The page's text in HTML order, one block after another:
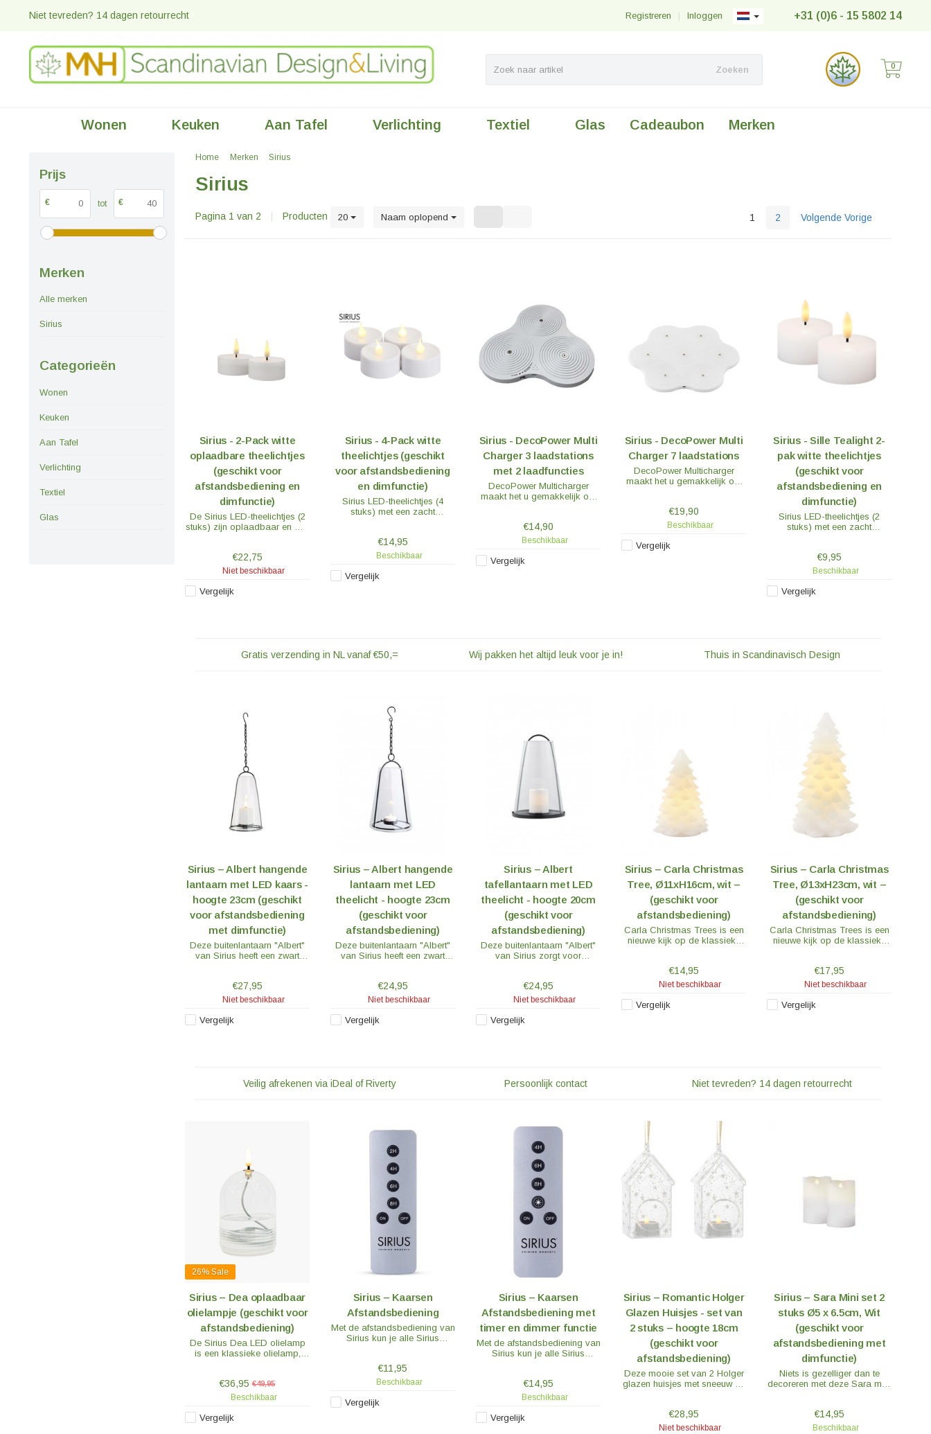
Niet tevreden? 14 dagen retourrecht +31 (0)6 - 15 5802 14
Inloggen
|
Registreren
Zoeken 0
Wonen Keuken Aan Tafel Verlichting Textiel Glas Cadeaubon Merken
Prijs
€ tot €
Merken
Alle merken
Sirius
Categorieën
Wonen
Keuken
Aan Tafel
Verlichting
Textiel
Glas
Home Merken Sirius
Sirius
Pagina 1 van 2 Producten 20 Naam oplopend 1 2 Volgende Vorige
Sirius - 2-Pack witte
oplaadbare theelichtjes
(geschikt voor
afstandsbediening en
dimfunctie)
De Sirius LED-theelichtjes (2
stuks) zijn oplaadbaar en met
uit.
€22,75
Niet beschikbaar
Vergelijk
Sirius - 4-Pack witte
theelichtjes (geschikt
voor afstandsbediening
en dimfunctie)
Sirius LED-theelichtjes (4
stuks) met een zacht
zo flikkerend uit als een echte
vlam.
€14,95
Beschikbaar
Vergelijk
Sirius - DecoPower Multi
Charger 3 laadstations
met 2 laadfuncties
DecoPower Multicharger
maakt het u gemakkelijk om
zorgen hoeft te maken over
batterijen. Het discrete ontwerp
de meeste plekken in huis om
op te laden.
€14,90
Beschikbaar
Vergelijk
Sirius - DecoPower Multi
Charger 7 laadstations
DecoPower Multicharger
maakt het u gemakkelijk om
zorgen hoeft te maken over
batterijen. Het discrete ontwerp
de meeste plekken in huis om
op te laden.
€19,90
Beschikbaar
Vergelijk
Sirius - Sille Tealight 2-
pak witte theelichtjes
(geschikt voor
afstandsbediening en
dimfunctie)
Sirius LED-theelichtjes (2
stuks) met een zacht
zo flikkerend uit als een echte
vlam.
€9,95
Beschikbaar
Vergelijk
Gratis verzending in NL vanaf €50,= Wij pakken het altijd leuk voor je in! Thuis in Scandinavisch Design
Sirius – Albert hangende
lantaarn met LED kaars -
hoogte 23cm (geschikt
voor afstandsbediening
met dimfunctie)
Deze buitenlantaarn "Albert"
van Sirius heeft een zwart
voorzien van een ketting om
op te kunnen hangen maar
€27,95
Niet beschikbaar
Vergelijk
Sirius – Albert hangende
lantaarn met LED
theelicht - hoogte 23cm
(geschikt voor
afstandsbediening)
Deze buitenlantaarn "Albert"
van Sirius heeft een zwart
voorzien van een ketting om
op te kunnen hangen.
€24,95
Niet beschikbaar
Vergelijk
Sirius – Albert
tafellantaarn met LED
theelicht - hoogte 20cm
(geschikt voor
afstandsbediening)
Deze buitenlantaarn "Albert"
van Sirius zorgt voor
lantaarn met een zwart frame
is 20 cm hoog.
€24,95
Niet beschikbaar
Vergelijk
Sirius – Carla Christmas
Tree, Ø11xH16cm, wit –
(geschikt voor
afstandsbediening)
Carla Christmas Trees is een
nieuwe kijk op de klassieke
en hebben een zacht en warm
LED licht.
€14,95
Niet beschikbaar
Vergelijk
Sirius – Carla Christmas
Tree, Ø13xH23cm, wit –
(geschikt voor
afstandsbediening)
Carla Christmas Trees is een
nieuwe kijk op de klassieke
en hebben een zacht en warm
LED licht.
€17,95
Niet beschikbaar
Vergelijk
Veilig afrekenen via iDeal of Riverty Persoonlijk contact Niet tevreden? 14 dagen retourrecht
26% Sale
Sirius – Dea oplaadbaar
olielampje (geschikt voor
afstandsbediening)
De Sirius Dea LED olielamp
is een klassieke olielamp,
de klassieke olielamp
herschept de gezelligheid van
simpelweg zonder roet en
€36,95 €49,95
Beschikbaar
Vergelijk
Sirius – Kaarsen
Afstandsbediening
Met de afstandsbediening van
Sirius kun je alle Sirius
van de handige timer functie.
€11,95
Beschikbaar
Vergelijk
Sirius – Kaarsen
Afstandsbediening met
timer en dimmer functie
Met de afstandsbediening van
Sirius kun je alle Sirius
van de handige timer en
dimmer functie.
€14,95
Beschikbaar
Vergelijk
Sirius – Romantic Holger
Glazen Huisjes - set van
2 stuks – hoogte 18cm
(geschikt voor
afstandsbediening)
Deze mooie set van 2 Holger
glazen huisjes met sneeuw en
in de tuin.
€28,95
Niet beschikbaar
Sirius – Sara Mini set 2
stuks Ø5 x 6.5cm, Wit
(geschikt voor
afstandsbediening met
dimfunctie)
Niets is gezelliger dan te
decoreren met deze Sara mini
en warm licht.
€14,95
Beschikbaar